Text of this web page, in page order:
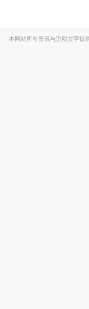
本网站所有资讯与说明文字仅